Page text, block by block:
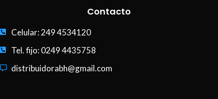
Contacto
Celular: 249 4534120
Tel. fijo: 0249 4435758
distribuidorabh@gmail.com